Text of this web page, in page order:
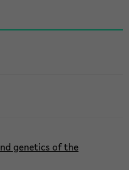
genetics of the